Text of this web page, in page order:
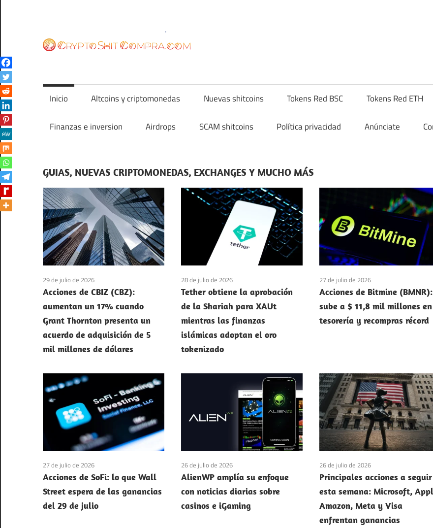
Inicio Altcoins y criptomonedas Nuevas shitcoins Tokens Red BSC Tokens Red ETH
Finanzas e inversion Airdrops SCAM shitcoins Política privacidad Anúnciate
GUIAS, NUEVAS CRIPTOMONEDAS, EXCHANGES Y MUCHO MÁS
29 de julio de 2026
Acciones de CBIZ (CBZ):
aumentan un 17% cuando
Grant Thornton presenta un
acuerdo de adquisición de 5
mil millones de dólares
28 de julio de 2026
Tether obtiene la aprobación
de la Shariah para XAUt
mientras las finanzas
islámicas adoptan el oro
tokenizado
27 de julio de 2026
Acciones de Bitmine (BMNR):
sube a $ 11,8 mil millones en
tesorería y recompras récord
27 de julio de 2026
Acciones de SoFi: lo que Wall
Street espera de las ganancias
del 29 de julio
26 de julio de 2026
AlienWP amplía su enfoque
con noticias diarias sobre
casinos e iGaming
26 de julio de 2026
Principales acciones a seguir
esta semana: Microsoft,
Amazon, Meta y Visa
enfrentan ganancias